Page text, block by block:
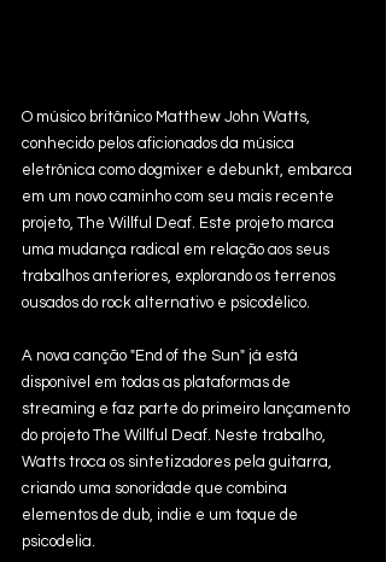
O músico britânico Matthew John Watts,
conhecido pelos aficionados da música
eletrônica como dogmixer e debunkt, embarca
em um novo caminho com seu mais recente
projeto, The Willful Deaf. Este projeto marca
uma mudança radical em relação aos seus
trabalhos anteriores, explorando os terrenos
ousados do rock alternativo e psicodélico.
A nova canção "End of the Sun" já está
disponível em todas as plataformas de
streaming e faz parte do primeiro lançamento
do projeto The Willful Deaf. Neste trabalho,
Watts troca os sintetizadores pela guitarra,
criando uma sonoridade que combina
elementos de dub, indie e um toque de
psicodelia.